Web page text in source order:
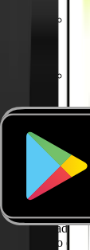
e
Pode
Todos os
ser
tanto em